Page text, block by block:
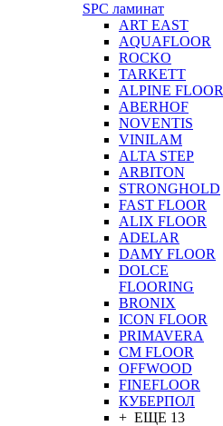
SPC ламинат
ART EAST
AQUAFLOOR
ROCKO
TARKETT
ALPINE FLOOR
ABERHOF
NOVENTIS
VINILAM
ALTA STEP
ARBITON
STRONGHOLD
FAST FLOOR
ALIX FLOOR
ADELAR
DAMY FLOOR
DOLCE
FLOORING
BRONIX
ICON FLOOR
PRIMAVERA
CM FLOOR
OFFWOOD
FINEFLOOR
КУБЕРПОЛ
+ ЕЩЕ 13